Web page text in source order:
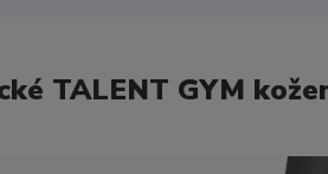
TALENT GYM